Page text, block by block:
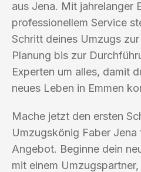
aus Jena. Mit jahrelanger
professionellem Service
Schritt deines Umzugs
Planung bis zur
Experten um alles, damit
neues Leben in Emmen
Mache jetzt den ersten
Umzugskönig Faber
Angebot. Beginne dein
mit einem